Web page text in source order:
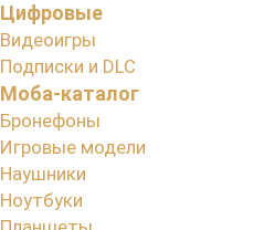
Цифровые
Видеоигры
Подписки и DLC
Моба-каталог
Бронефоны
Игровые модели
Наушники
Ноутбуки